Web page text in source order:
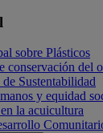
sobre Plásticos
conservación del
Sustentabilidad
y equidad
la acuicultura